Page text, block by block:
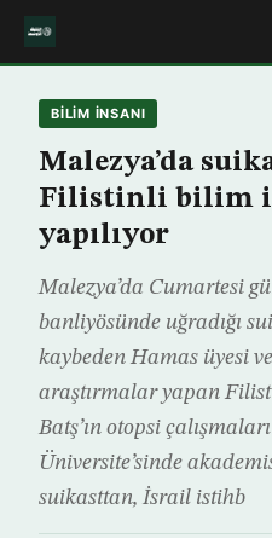
BILIM INSANI
Malezya’da
Filistinli bilim
yapılıyor
Malezya’da Cumartesi
banliyösünde uğradığı
kaybeden Hamas üyesi
araştırmalar yapan
Batş’ın otopsi
Üniversite’sinde
suikasttan, İsrail istihb